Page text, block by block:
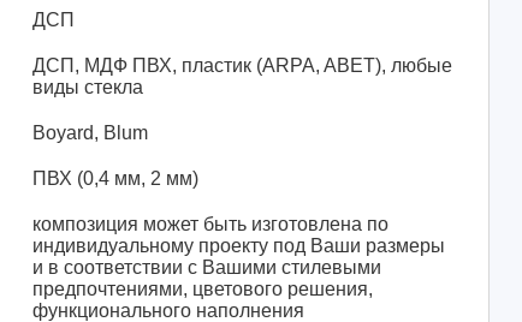
ДСП
ДСП, МДФ ПВХ, пластик (ARPA, ABET), любые
виды стекла
Boyard, Blum
ПВХ (0,4 мм, 2 мм)
композиция может быть изготовлена по
индивидуальному проекту под Ваши размеры
и в соответствии с Вашими стилевыми
предпочтениями, цветового решения,
функционального наполнения